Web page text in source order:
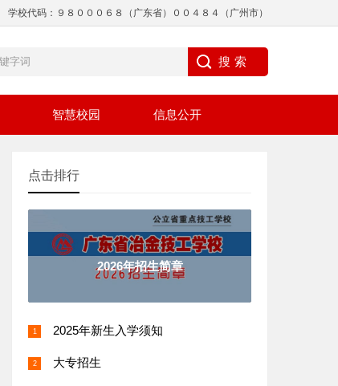
学校代码：９８０００６８（广东省）００４８４（广州市）
智慧校园 信息公开
点击排行
2026年招生简章
2025年新生入学须知
大专招生